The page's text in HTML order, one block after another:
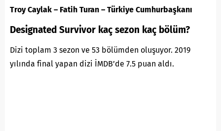
Troy Caylak – Fatih Turan – Türkiye Cumhurbaşkanı
Designated Survivor kaç sezon kaç bölüm?
Dizi toplam 3 sezon ve 53 bölümden oluşuyor. 2019
yılında final yapan dizi İMDB’de 7.5 puan aldı.